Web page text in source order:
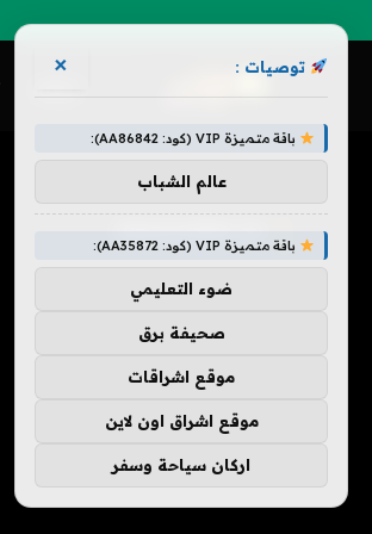
الرئيسية »
Dragonwilds
DRAGONWILDS
توصيات : ×
باقة متميزة VIP (كود: AA86842):
عالم الشباب
باقة متميزة VIP (كود: AA35872):
ضوء التعليمي
صحيفة برق
موقع اشراقات
موقع اشراق اون لاين
اركان سياحة وسفر